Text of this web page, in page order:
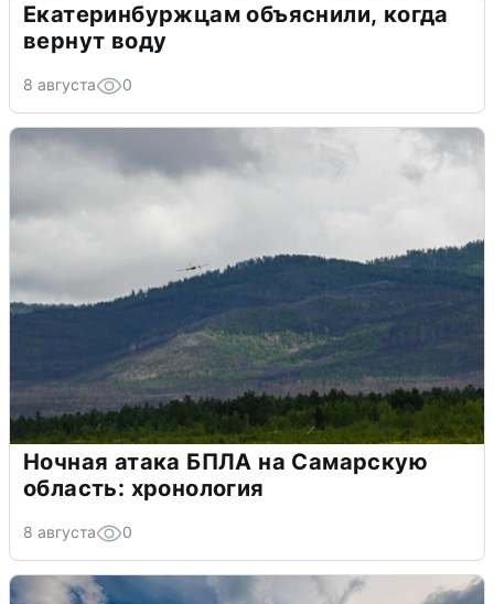
Екатеринбуржцам объяснили, когда
вернут воду
8 августа 0
Ночная атака БПЛА на Самарскую
область: хронология
8 августа 0